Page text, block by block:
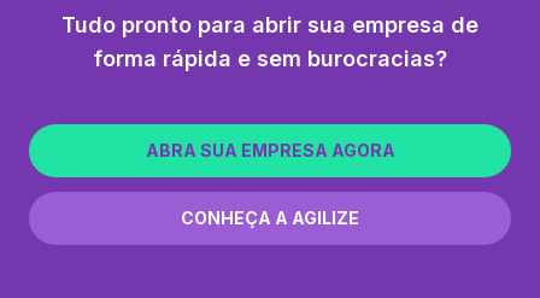
Tudo pronto para abrir sua empresa de
forma rápida e sem burocracias?
ABRA SUA EMPRESA AGORA
CONHEÇA A AGILIZE